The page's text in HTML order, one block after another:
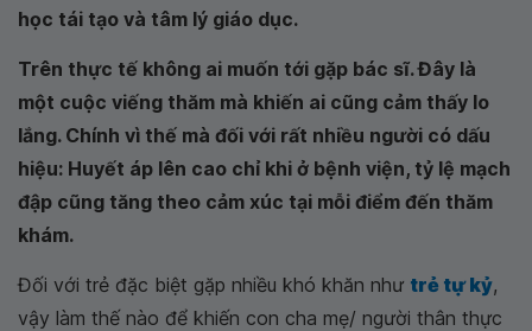
học tái tạo và tâm lý giáo dục.
Trên thực tế không ai muốn tới gặp bác sĩ. Đây là
một cuộc viếng thăm mà khiến ai cũng cảm thấy lo
lắng. Chính vì thế mà đối với rất nhiều người có dấu
hiệu: Huyết áp lên cao chỉ khi ở bệnh viện, tỷ lệ mạch
đập cũng tăng theo cảm xúc tại mỗi điểm đến thăm
khám.
Đối với trẻ đặc biệt gặp nhiều khó khăn như trẻ tự kỷ,
vậy làm thế nào để khiến con cha mẹ/ người thân thực